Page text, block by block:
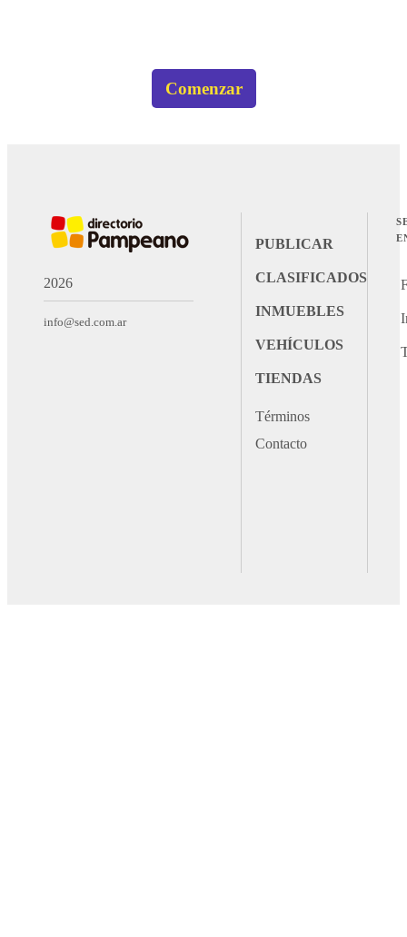
Comenzar
2026
info@sed.com.ar
PUBLICAR
CLASIFICADOS
INMUEBLES
VEHÍCULOS
TIENDAS
Términos
Contacto